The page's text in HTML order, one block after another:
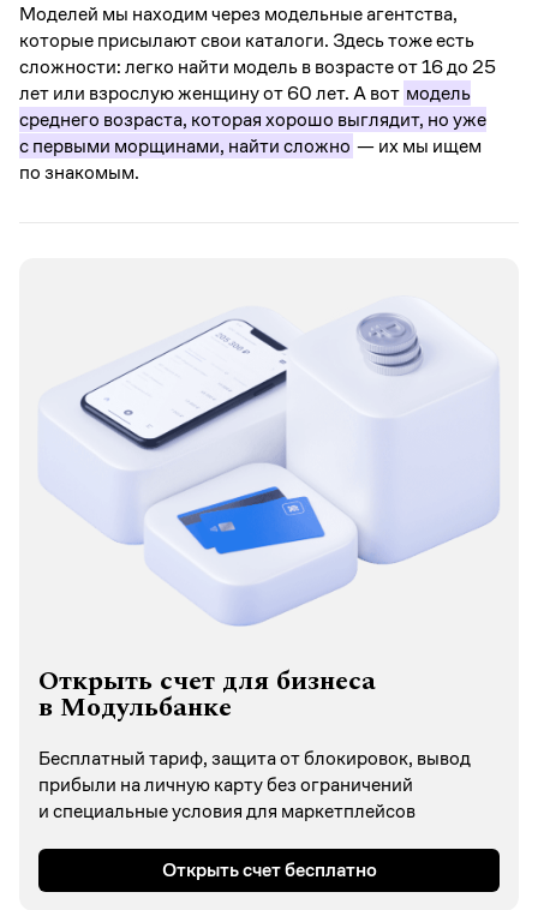
Моделей мы находим через модельные агентства,
которые присылают свои каталоги. Здесь тоже есть
сложности: легко найти модель в возрасте от 16 до 25
лет или взрослую женщину от 60 лет. А вот модель
среднего возраста, которая хорошо выглядит, но уже
с первыми морщинами, найти сложно — их мы ищем
по знакомым.
Открыть счет для бизнеса
в Модульбанке
Бесплатный тариф, защита от блокировок, вывод
прибыли на личную карту без ограничений
и специальные условия для маркетплейсов
Открыть счет бесплатно